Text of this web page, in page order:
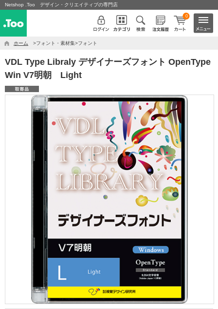
Netshop .Too デザイン・クリエイティブの専門店
0
ホーム >フォント・素材集>フォント
VDL Type Libraly デザイナーズフォント OpenType
Win V7明朝 Light